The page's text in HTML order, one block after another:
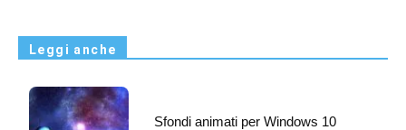
Leggi anche
Sfondi animati per Windows 10